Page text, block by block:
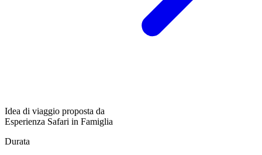
Idea di viaggio proposta da
Esperienza Safari in Famiglia
Durata